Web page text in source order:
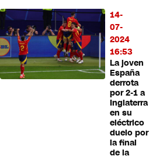
14-
07-
2024
16:53
La joven
España
derrota
por 2-1 a
Inglaterra
en su
eléctrico
duelo por
la final
de la